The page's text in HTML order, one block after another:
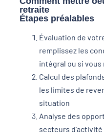
retraite
Étapes préalables
Évaluation de
remplissez les
intégral ou si
Calcul des
les limites de
situation
Analyse des
secteurs